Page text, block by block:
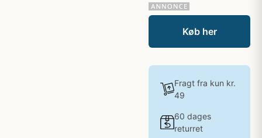
Køb her
Fragt fra kun kr.
49
60 dages
returret